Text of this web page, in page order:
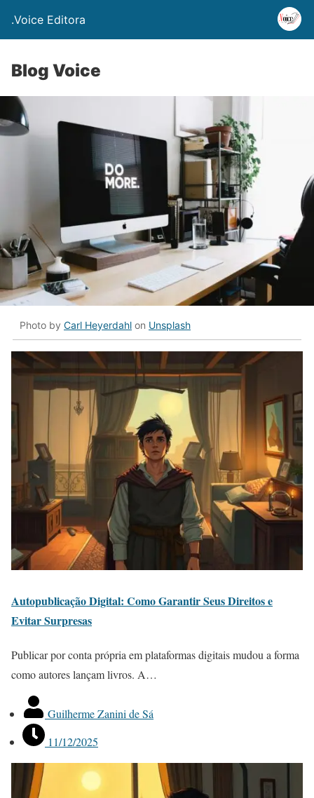
.Voice Editora
Blog Voice
Photo by Carl Heyerdahl on Unsplash
Autopublicação Digital: Como Garantir Seus Direitos e
Evitar Surpresas
Publicar por conta própria em plataformas digitais mudou a forma
como autores lançam livros. A…
Guilherme Zanini de Sá
11/12/2025